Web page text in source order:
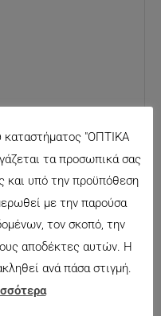
Αποθήκευσε
το όνομά μου,
ιστότοπο μου
καταστήματος "ΟΠΤΙΚΑ
τα προσωπικά σας
και υπό την προϋπόθεση
με την παρούσα
τον σκοπό, την
αποδέκτες αυτών. Η
ανά πάσα στιγμή.